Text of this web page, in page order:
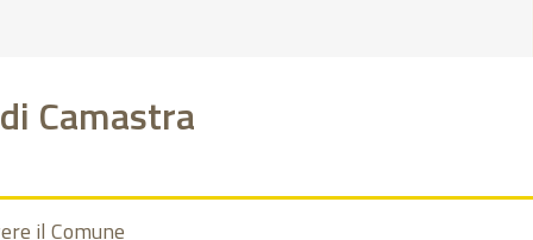
Camastra
il Comune